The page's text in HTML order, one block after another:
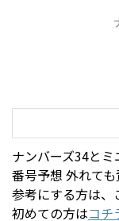
ナンバーズ34と
番号予想 外れても
参考にする方は、
初めての方はコチ